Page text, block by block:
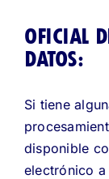
OFICIAL
DATOS:
Si tiene
disponible
electrónico a